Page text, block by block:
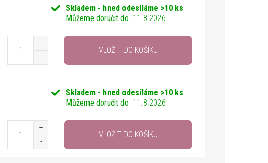
Skladem - hned odesíláme >10 ks
Můžeme doručit do 11.8.2026
VLOŽIT DO KOŠÍKU
Skladem - hned odesíláme >10 ks
Můžeme doručit do 11.8.2026
VLOŽIT DO KOŠÍKU